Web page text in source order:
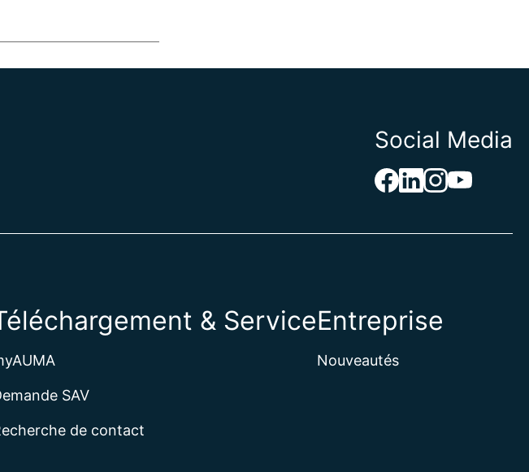
Social Media
& Service
SAV
de contact
Entreprise
Nouveautés